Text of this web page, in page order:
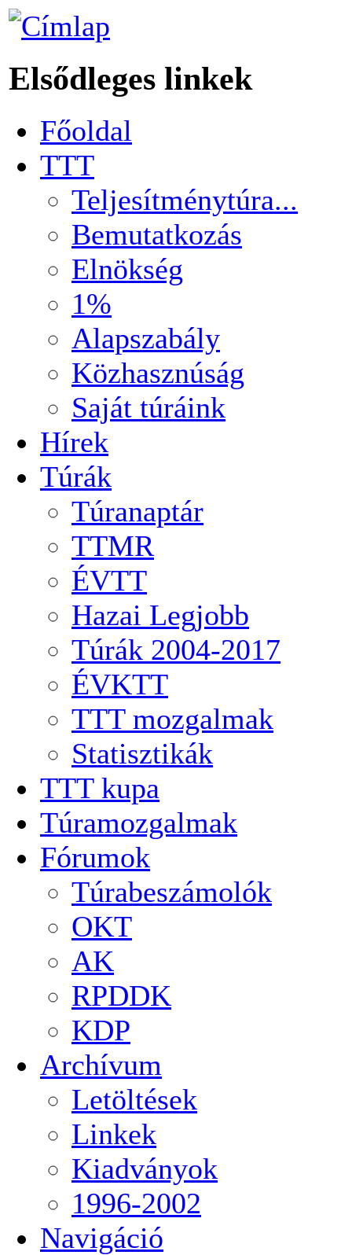
Elsődleges linkek
Főoldal
TTT
Teljesítménytúra...
Bemutatkozás
Elnökség
1%
Alapszabály
Közhasznúság
Saját túráink
Hírek
Túrák
Túranaptár
TTMR
ÉVTT
Hazai Legjobb
Túrák 2004-2017
ÉVKTT
TTT mozgalmak
Statisztikák
TTT kupa
Túramozgalmak
Fórumok
Túrabeszámolók
OKT
AK
RPDDK
KDP
Archívum
Letöltések
Linkek
Kiadványok
1996-2002
Navigáció